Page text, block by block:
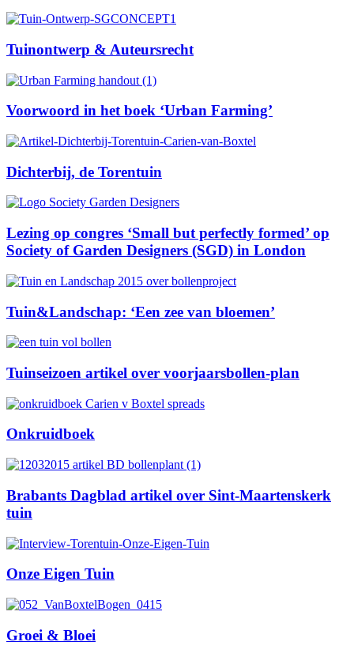
Tuinontwerp & Auteursrecht
Voorwoord in het boek ‘Urban Farming’
Dichterbij, de Torentuin
Lezing op congres ‘Small but perfectly formed’ op
Society of Garden Designers (SGD) in London
Tuin&Landschap: ‘Een zee van bloemen’
Tuinseizoen artikel over voorjaarsbollen-plan
Onkruidboek
Brabants Dagblad artikel over Sint-Maartenskerk
tuin
Onze Eigen Tuin
Groei & Bloei